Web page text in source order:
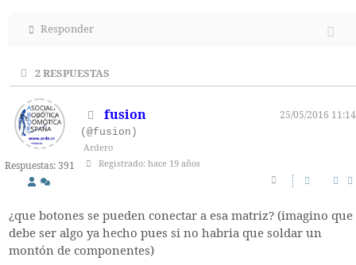
Responder
2RESPUESTAS
Respuestas: 391
fusion
25/05/2016 11:14
(@fusion)
Ardero
Registrado: hace 19 años
¿que botones se pueden conectar a esa matriz? (imagino que
debe ser algo ya hecho pues si no habria que soldar un
montón de componentes)